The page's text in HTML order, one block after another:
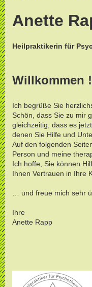
Anette
Heilpraktikerin für
Willkommen !
Ich begrüße Sie
Schön, dass Sie zu mir
gleichzeitig, dass es
denen Sie Hilfe und
Auf den folgenden
Person und meine
Ich hoffe, Sie können
Ihnen Vertrauen in Ihre
… und freue mich sehr
Ihre
Anette Rapp